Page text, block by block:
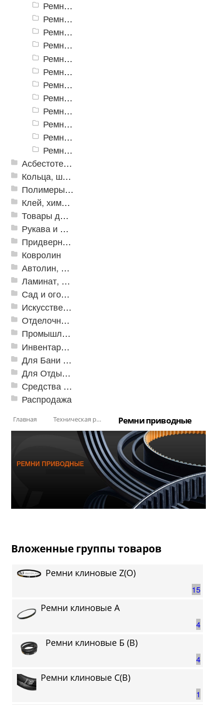
Ремни клиновые вариаторные
Ремни вариаторные промышленные
Ремни клиновые многоручьевые
Ремни клиновые SPA и XPA
Ремни клиновые SPB и XPB
Ремни клиновые SPC и XPC
Ремни клиновые SPZ и XPZ
Ремни плоские для с/х техники
Ремни шестигранные HBB
Ремни вариаторные для снегоходов
Ремни поликлиновые
Ремни синхронные зубчатые HTD
Асбестотехнические и теплоизоляционные материалы
Кольца, шайбы, манжеты
Полимеры и пластики
Клей, химия, сопутствующие товары
Товары для дома
Рукава и шланги промышленные
Придверные решетки
Ковролин
Автолин, Транслин, Линолеум
Ламинат, Кварцвиниловая плитка SPC
Сад и огород
Искусственная трава
Отделочные профили
Промышленный текстиль
Инвентарь для клининга
Для Бани и Сауны
Для Отдыха и Пикника
Средства от насекомых и садовых вредителей
Распродажа
Главная Техническая резина Ремни приводные
Вложенные группы товаров
15
Ремни клиновые Z(О)
4
Ремни клиновые А
4
Ремни клиновые Б (B)
1
Ремни клиновые С(В)